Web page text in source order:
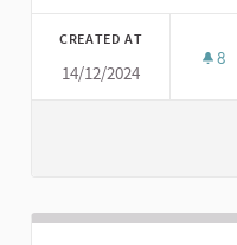
CREATED AT
14/12/2024
8